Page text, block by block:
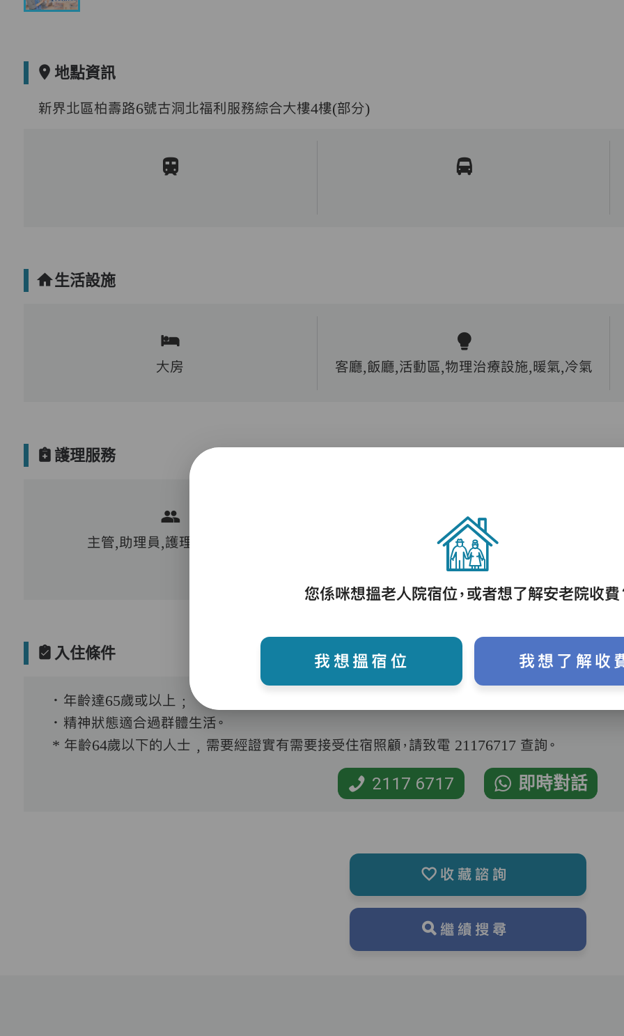
地點資訊
新界北區柏壽路6號古洞北福利服務綜合大樓4樓(部分)
生活設施
大房 客廳,飯廳,活動區,物理治療設施,暖氣,冷氣
護理服務
主管,助理員,護理員,保健員
護理評估、執藥、核派藥、量度生命表徵、協
助沐浴、餵飯、換尿片
入住條件
．年齡達65歲或以上﹔
．精神狀態適合過群體生活。
* 年齡64歲以下的人士﹐需要經證實有需要接受住宿照顧，請致電 21176717 查詢。
2117 6717 即時對話
收藏諮詢
繼續搜尋
您係咪想搵老人院宿位，或者想了解安老院收費
我想搵宿位 我想了解收